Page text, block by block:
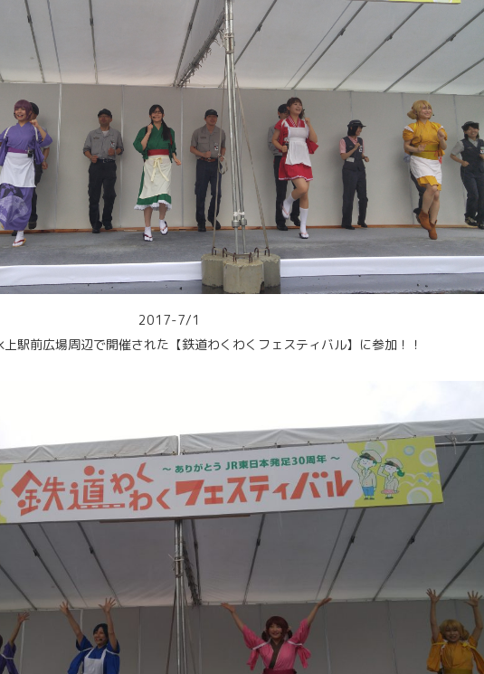
2017-7/1
駅前広場周辺で開催された【鉄道わくわくフェスティバル】に参加！！